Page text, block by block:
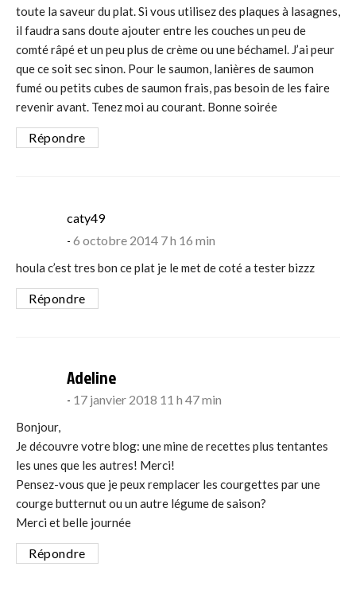
toute la saveur du plat. Si vous utilisez des plaques à lasagnes,
il faudra sans doute ajouter entre les couches un peu de
comté râpé et un peu plus de crème ou une béchamel. J’ai peur
que ce soit sec sinon. Pour le saumon, lanières de saumon
fumé ou petits cubes de saumon frais, pas besoin de les faire
revenir avant. Tenez moi au courant. Bonne soirée
Répondre
caty49says:
6 octobre 2014 7 h 16 min
houla c’est tres bon ce plat je le met de coté a tester bizzz
Répondre
Adelinesays:
17 janvier 2018 11 h 47 min
Bonjour,
Je découvre votre blog: une mine de recettes plus tentantes
les unes que les autres! Merci!
Pensez-vous que je peux remplacer les courgettes par une
courge butternut ou un autre légume de saison?
Merci et belle journée
Répondre